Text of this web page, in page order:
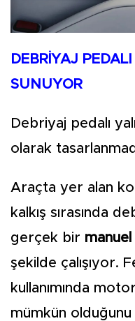
DEBRİYAJ
SUNUYOR
Debriyaj pedalı
olarak
Araçta yer alan
kalkış sırasında
gerçek bir
şekilde çalışıyor.
kullanımında
mümkün